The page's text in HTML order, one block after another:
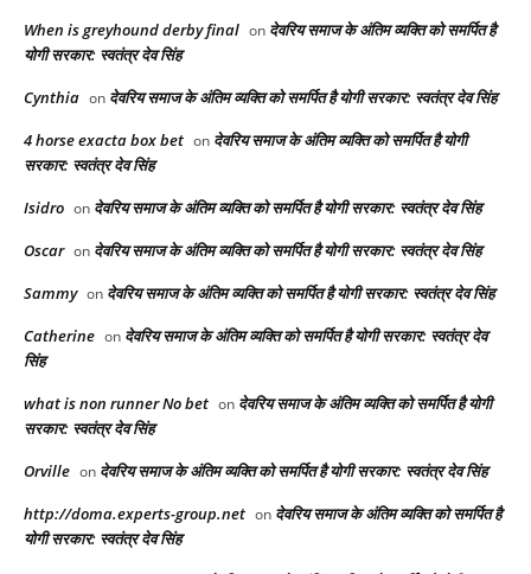
When is greyhound derby final​ on देवरिय समाज के अंतिम व्यक्ति को समर्पित है
योगी सरकार: स्वतंत्र देव सिंह
Cynthia on देवरिय समाज के अंतिम व्यक्ति को समर्पित है योगी सरकार: स्वतंत्र देव सिंह
4 horse exacta box bet​ on देवरिय समाज के अंतिम व्यक्ति को समर्पित है योगी
सरकार: स्वतंत्र देव सिंह
Isidro on देवरिय समाज के अंतिम व्यक्ति को समर्पित है योगी सरकार: स्वतंत्र देव सिंह
Oscar on देवरिय समाज के अंतिम व्यक्ति को समर्पित है योगी सरकार: स्वतंत्र देव सिंह
Sammy on देवरिय समाज के अंतिम व्यक्ति को समर्पित है योगी सरकार: स्वतंत्र देव सिंह
Catherine on देवरिय समाज के अंतिम व्यक्ति को समर्पित है योगी सरकार: स्वतंत्र देव
सिंह
what is non runner No bet​ on देवरिय समाज के अंतिम व्यक्ति को समर्पित है योगी
सरकार: स्वतंत्र देव सिंह
Orville on देवरिय समाज के अंतिम व्यक्ति को समर्पित है योगी सरकार: स्वतंत्र देव सिंह
http://doma.experts-group.net on देवरिय समाज के अंतिम व्यक्ति को समर्पित है
योगी सरकार: स्वतंत्र देव सिंह